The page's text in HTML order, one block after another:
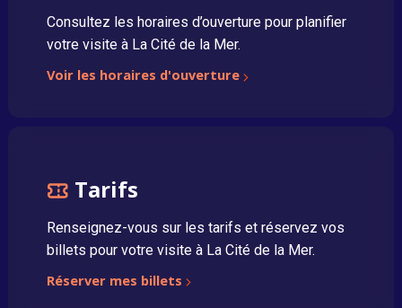
Consultez les horaires d’ouverture pour planifier
votre visite à La Cité de la Mer.
Voir les horaires d'ouverture
Tarifs
Renseignez-vous sur les tarifs et réservez vos
billets pour votre visite à La Cité de la Mer.
Réserver mes billets